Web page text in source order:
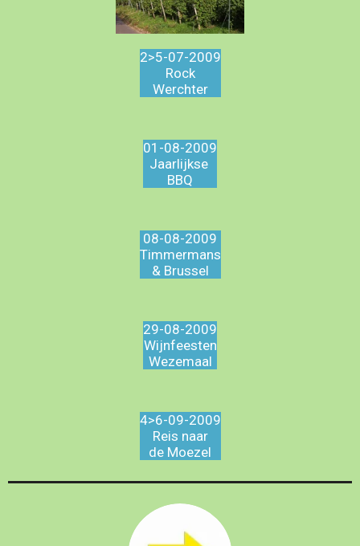
2>5-07-2009
Rock
Werchter
01-08-2009
Jaarlijkse
BBQ
08-08-2009
Timmermans
& Brussel
29-08-2009
Wijnfeesten
Wezemaal
4>6-09-2009
Reis naar
de Moezel